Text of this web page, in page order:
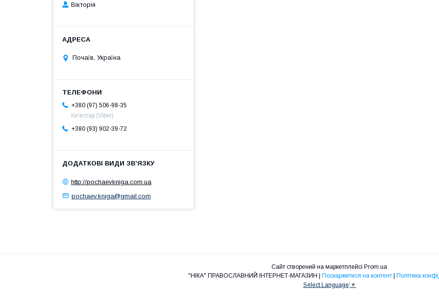
Вікторія
Почаїв, Україна
+380 (97) 506-98-35
Ки'встар (Viber)
+380 (93) 902-39-72
http://pochaevkniga.com.ua
pochaev.kniga@gmail.com
Сайт створений на маркетплейсі Prom.ua
Поскаржитися на контент
Політика
Select Language ▼